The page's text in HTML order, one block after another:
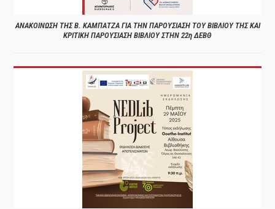
ΑΝΑΚΟΙΝΩΣΗ ΤΗΣ Β. ΚΑΜΠΑΤΖΑ ΓΙΑ ΤΗΝ ΠΑΡΟΥΣΙΑΣΗ ΤΟΥ ΒΙΒΛΙΟΥ ΤΗΣ ΚΑΙ
ΚΡΙΤΙΚΗ ΠΑΡΟΥΣΙΑΣΗ ΒΙΒΛΙΟΥ ΣΤΗΝ 22η ΔΕΒΘ